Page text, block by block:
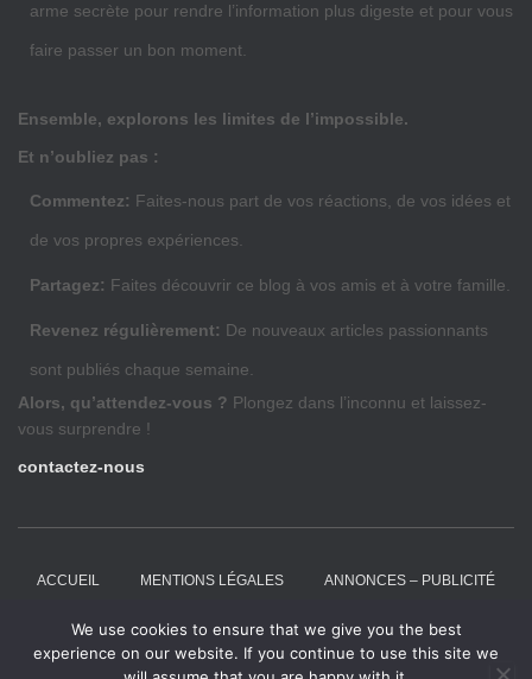
arme secrète pour rendre l’information plus digeste et pour vous
faire passer un bon moment.
Ensemble, explorons les limites de l’impossible.
Et n’oubliez pas :
Commentez: Faites-nous part de vos réactions, de vos idées et
de vos propres expériences.
Partagez: Faites découvrir ce blog à vos amis et à votre famille.
Revenez régulièrement: De nouveaux articles passionnants
sont publiés chaque semaine.
Alors, qu’attendez-vous ? Plongez dans l’inconnu et laissez-
vous surprendre !
contactez-nous
ACCUEIL MENTIONS LÉGALES ANNONCES – PUBLICITÉ
ARTICLES INVITÉS CRSEO CONTACT
We use cookies to ensure that we give you the best
experience on our website. If you continue to use this site we